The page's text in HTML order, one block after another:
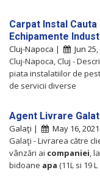
Carpat Instal
Echipamente
Cluj-Napoca | Jun 25,
Cluj-Napoca, Cluj -
piata instalatiilor de
de servicii diverse
Agent Livrare
Galaţi |
May 16, 2021
Galaţi - Livrarea către
vânzări ai companiei ,
bidoane apa (11L si 19 L